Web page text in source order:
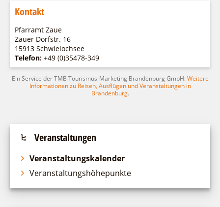
Kontakt
Pfarramt Zaue
Zauer Dorfstr. 16
15913 Schwielochsee
Telefon: +49 (0)35478-349
Ein Service der TMB Tourismus-Marketing Brandenburg GmbH:Weitere
Informationen zu Reisen, Ausflügen und Veranstaltungen in
Brandenburg.
Veranstaltungen
Veranstaltungskalender
Veranstaltungshöhepunkte